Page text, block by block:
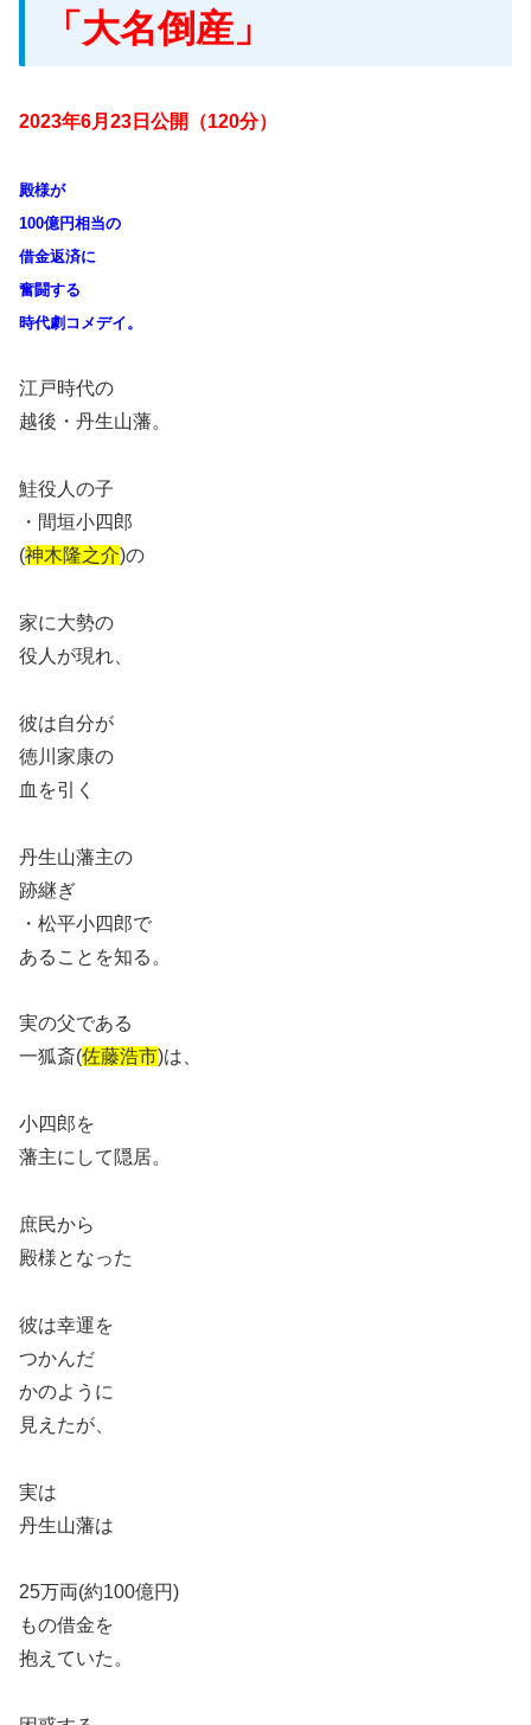
「大名倒産」
2023年6月23日公開（120分）
殿様が
100億円相当の
借金返済に
奮闘する
時代劇コメデイ。
江戸時代の
越後・丹生山藩。
鮭役人の子
・間垣小四郎
(神木隆之介)の
家に大勢の
役人が現れ、
彼は自分が
徳川家康の
血を引く
丹生山藩主の
跡継ぎ
・松平小四郎で
あることを知る。
実の父である
一狐斎(佐藤浩市)は、
小四郎を
藩主にして隠居。
庶民から
殿様となった
彼は幸運を
つかんだ
かのように
見えたが、
実は
丹生山藩は
25万両(約100億円)
もの借金を
抱えていた。